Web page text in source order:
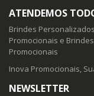
ATENDEMOS
Brindes
Promocionais e
Promocionais
Inova Promocionais,
NEWSLETTER